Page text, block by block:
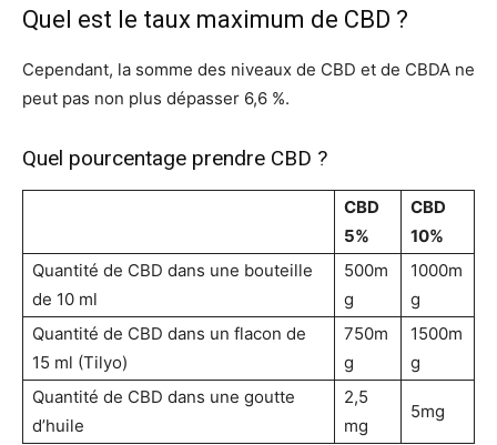
Quel est le taux maximum de CBD ?
Cependant, la somme des niveaux de CBD et de CBDA ne
peut pas non plus dépasser 6,6 %.
Quel pourcentage prendre CBD ?
CBD
5%
CBD
10%
Quantité de CBD dans une bouteille
de 10 ml
500m
g
1000m
g
Quantité de CBD dans un flacon de
15 ml (Tilyo)
750m
g
1500m
g
Quantité de CBD dans une goutte
d’huile
2,5
mg
5mg